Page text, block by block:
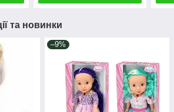
та новинки
–9%